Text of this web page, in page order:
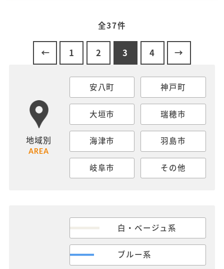
塗りを入れ、温度
差を防ぐため遮熱
塗料で塗装しまし
た。
全37件
1 2 3 4
地域別
AREA
安八町 神戸町
大垣市 瑞穂市
海津市 羽島市
岐阜市 その他
白・ベージュ系
ブルー系